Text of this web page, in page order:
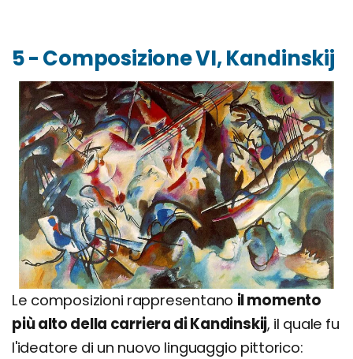
5 - Composizione VI, Kandinskij
Le composizioni rappresentano il momento
più alto della carriera di Kandinskij, il quale fu
l'ideatore di un nuovo linguaggio pittorico: